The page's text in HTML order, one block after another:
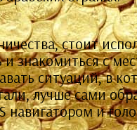
стоит
знакомиться с
ситуаций, в
лучше сами
навигатором и